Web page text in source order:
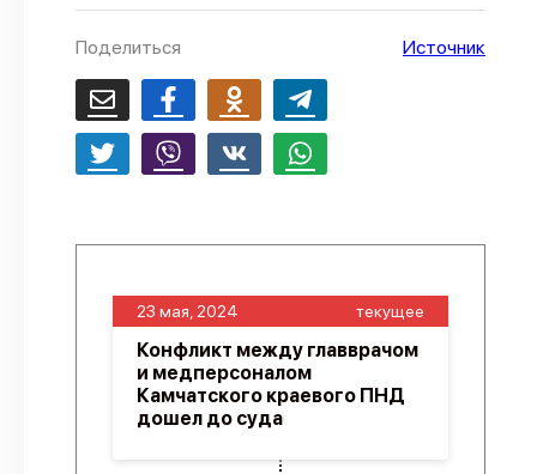
Поделиться Источник
23 мая, 2024 текущее
Конфликт между главврачом
и медперсоналом
Камчатского краевого ПНД
дошел до суда